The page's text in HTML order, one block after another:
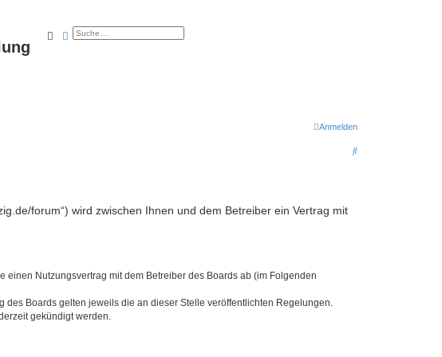
SucheErweiterte Suche
Anmelden
S
forum“) wird zwischen Ihnen und dem Betreiber ein Vertrag mit
einen Nutzungsvertrag mit dem Betreiber des Boards ab (im Folgenden
Boards gelten jeweils die an dieser Stelle veröffentlichten Regelungen.
gekündigt werden.